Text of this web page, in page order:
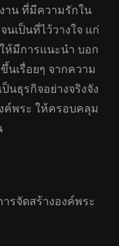
าน ที่มีความรักใน
เป็นที่ไว้วางใจ แก่
ห้มีการแนะนำ บอก
นเรื่อยๆ จากความ
นธุรกิจอย่างจริงจัง
ค์พระ ให้ครอบคลุม
รจัดสร้างองค์พระ